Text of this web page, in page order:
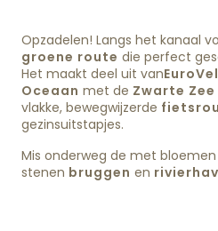
Opzadelen! Langs het kanaal
groene route die perfect
Het maakt deel uit van
Oceaan met de Zwarte Zee
vlakke, bewegwijzerde
gezinsuitstapjes.
Mis onderweg de met
stenen bruggen en